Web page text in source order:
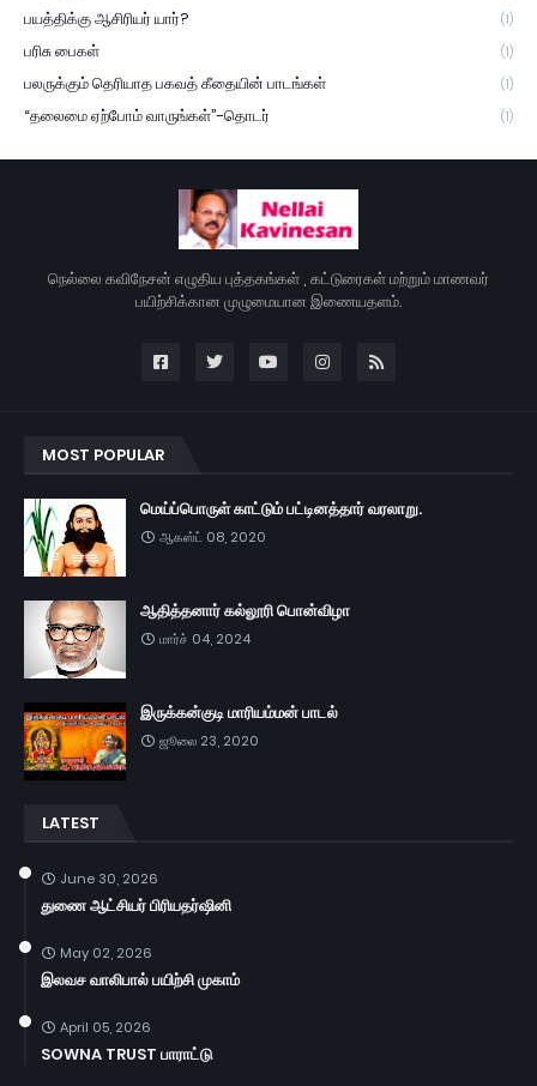
பயத்திக்கு ஆசிரியர் யார்? (1)
பரிசு பைகள் (1)
பலருக்கும் தெரியாத பகவத் கீதையின் பாடங்கள் (1)
“தலைமை ஏற்போம் வாருங்கள்”-தொடர் (1)
நெல்லை கவிநேசன் எழுதிய புத்தகங்கள் , கட்டுரைகள் மற்றும் மாணவர்
பயிற்சிக்கான முழுமையான இணையதளம்.
MOST POPULAR
மெய்ப்பொருள் காட்டும் பட்டினத்தார் வரலாறு.
ஆகஸ்ட் 08, 2020
ஆதித்தனார் கல்லூரி பொன்விழா
மார்ச் 04, 2024
இருக்கன்குடி மாரியம்மன் பாடல்
ஜூலை 23, 2020
LATEST
June 30, 2026
துணை ஆட்சியர் பிரியதர்ஷினி
May 02, 2026
இலவச வாலிபால் பயிற்சி முகாம்
April 05, 2026
SOWNA TRUST பாராட்டு